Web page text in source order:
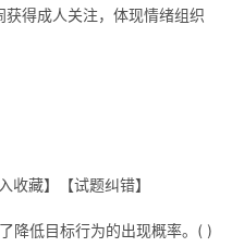
得成人关注，体现情绪组织
收藏】【试题纠错】
降低目标行为的出现概率。( )